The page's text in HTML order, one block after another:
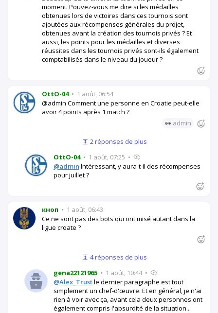
moment. Pouvez-vous me dire si les médailles
obtenues lors de victoires dans ces tournois sont
ajoutées aux récompenses générales du projet,
obtenues avant la création des tournois privés ? Et
aussi, les points pour les médailles et diverses
réussites dans les tournois privés sont-ils également
comptabilisés dans le niveau du joueur ?
OttO-04 • 1 août, 06:54
@admin Comment une personne en Croatie peut-elle
avoir 4 points après 1 match ?
👀 admin
2 réponses de plus
OttO-04 • 1 août, 07:25 •
@admin Intéressant, y aura-t-il des récompenses
pour juillet ?
кноп • 1 août, 06:43
Ce ne sont pas des bots qui ont misé autant dans la
ligue croate ?
4 réponses de plus
gena22121965 • 1 août, 10:44 •
@Alex_Trustle dernier paragraphe est tout
simplement un chef-d'œuvre. Et en général, je n'ai
rien à voir avec ça, avant cela deux personnes ont
également compris l'absurdité de la situation...